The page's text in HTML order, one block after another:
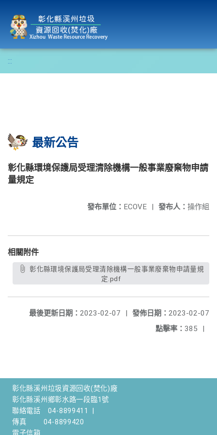
:::
最新公告
彰化縣環境保護局受理清除機構一般事業廢棄物申請
量規定
發布人： 操作組
發布單位： ECOVE |
相關附件
彰化縣環境保護局受理清除機構一般事業廢棄物申請量規
定.pdf
發佈日期： 2023-02-07
最後更新日期： 2023-02-07
|
點擊率： 385 |
彰化縣溪州垃圾資源回收(焚化)廠
彰化縣溪州鄉彰水路一段臨1號
聯絡電話
04-8899411
傳真
04-8899420
電子信箱